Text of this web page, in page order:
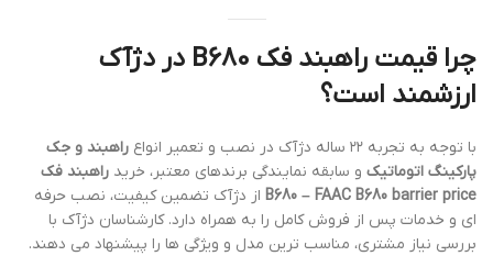
چرا قیمت راهبند فک B680 در دژآک
ارزشمند است؟
با توجه به تجربه ۲۲ ساله دژآک در نصب و تعمیر انواع
راهبند و جک
پارکینگ اتوماتیک و سابقه نمایندگی برندهای معتبر، خرید راهبند فک
B680 – FAAC B680 barrier price از دژآک تضمین کیفیت، نصب حرفه
ای و خدمات پس از فروش کامل را به همراه دارد. کارشناسان دژآک با
بررسی نیاز مشتری، مناسب ترین مدل و ویژگی ها را پیشنهاد می دهند.